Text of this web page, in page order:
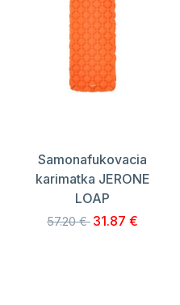
Samonafukovacia
karimatka JERONE
LOAP
57.20 € 31.87 €